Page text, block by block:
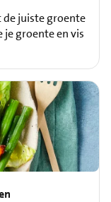
de juiste groente
je groente en vis